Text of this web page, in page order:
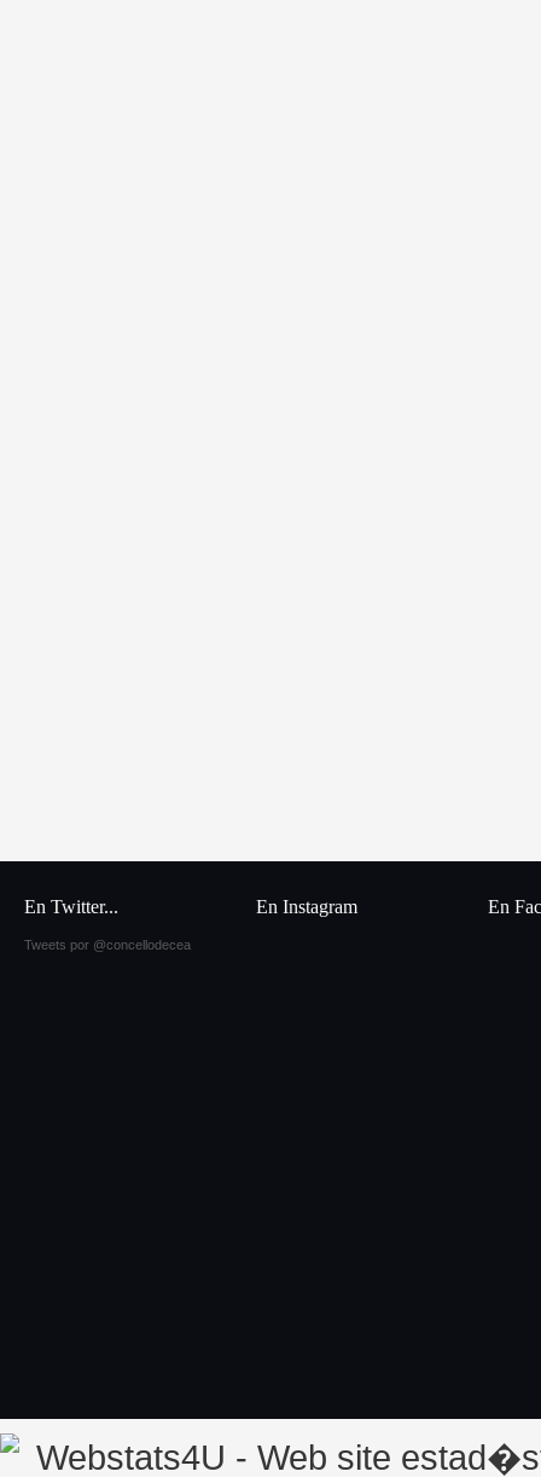
En Twitter...
Tweets por @concellodecea
En Instagram En